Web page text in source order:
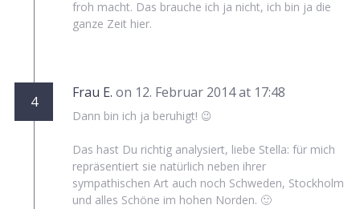
froh macht. Das brauche ich ja nicht, ich bin ja die
ganze Zeit hier.
4
Frau E. on 12. Februar 2014 at 17:48
Dann bin ich ja beruhigt! 😉
Das hast Du richtig analysiert, liebe Stella: für mich
repräsentiert sie natürlich neben ihrer
sympathischen Art auch noch Schweden, Stockholm
und alles Schöne im hohen Norden. 🙂